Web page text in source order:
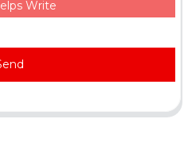
Write